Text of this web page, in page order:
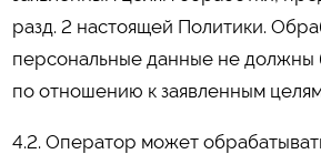
разд. 2 настоящей Политики.
персональные данные не должны
по отношению к заявленным
4.2. Оператор может